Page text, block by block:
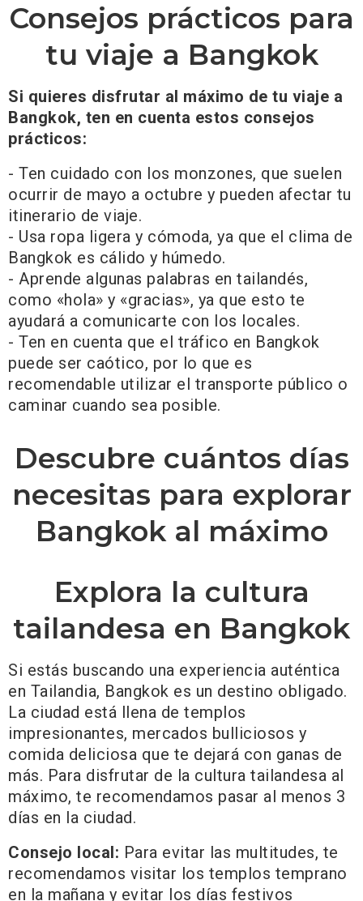
Consejos prácticos para
tu viaje a Bangkok
Si quieres disfrutar al máximo de tu viaje a
Bangkok, ten en cuenta estos consejos
prácticos:
- Ten cuidado con los monzones, que suelen
ocurrir de mayo a octubre y pueden afectar tu
itinerario de viaje.
- Usa ropa ligera y cómoda, ya que el clima de
Bangkok es cálido y húmedo.
- Aprende algunas palabras en tailandés,
como «hola» y «gracias», ya que esto te
ayudará a comunicarte con los locales.
- Ten en cuenta que el tráfico en Bangkok
puede ser caótico, por lo que es
recomendable utilizar el transporte público o
caminar cuando sea posible.
Descubre cuántos días
necesitas para explorar
Bangkok al máximo
Explora la cultura
tailandesa en Bangkok
Si estás buscando una experiencia auténtica
en Tailandia, Bangkok es un destino obligado.
La ciudad está llena de templos
impresionantes, mercados bulliciosos y
comida deliciosa que te dejará con ganas de
más. Para disfrutar de la cultura tailandesa al
máximo, te recomendamos pasar al menos 3
días en la ciudad.
Consejo local: Para evitar las multitudes, te
recomendamos visitar los templos temprano
en la mañana y evitar los días festivos